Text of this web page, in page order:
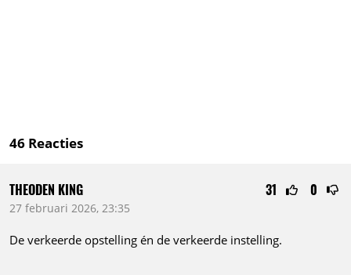
46 Reacties
31 0
THEODEN KING
27 februari 2026, 23:35
De verkeerde opstelling én de verkeerde instelling.